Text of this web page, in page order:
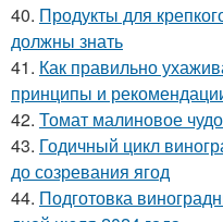
40. Продукты для
должны знать
41. Как правильно
принципы и
42. Томат малиновое
43. Годичный цикл
до созревания ягод
44. Подготовка